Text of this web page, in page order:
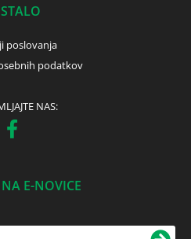
poslovanja
podatkov
NAS:
E-NOVICE